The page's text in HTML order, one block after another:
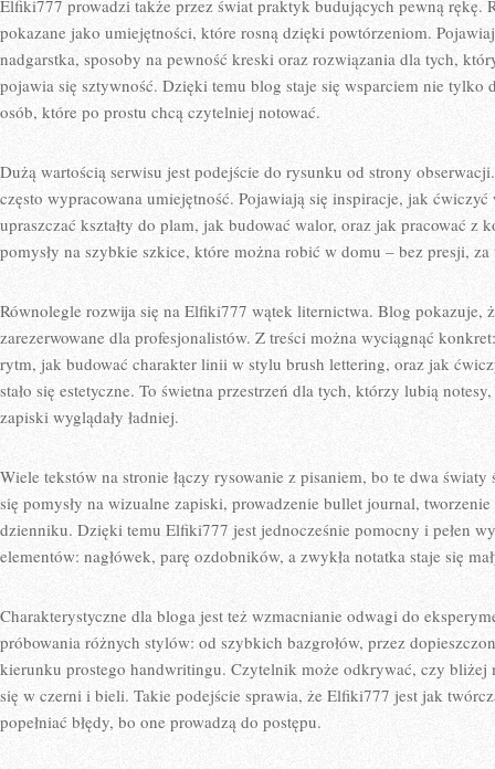
Elfiki777 prowadzi także przez świat praktyk budujących pewną rękę.
pokazane jako umiejętności, które rosną dzięki powtórzeniom.
nadgarstka, sposoby na pewność kreski oraz rozwiązania dla tych,
pojawia się sztywność. Dzięki temu blog staje się wsparciem nie tylko
osób, które po prostu chcą czytelniej notować.
Dużą wartością serwisu jest podejście do rysunku od strony
często wypracowana umiejętność. Pojawiają się inspiracje, jak
upraszczać kształty do plam, jak budować walor, oraz jak pracować z
pomysły na szybkie szkice, które można robić w domu – bez presji,
Równolegle rozwija się na Elfiki777 wątek liternictwa. Blog pokazuje,
zarezerwowane dla profesjonalistów. Z treści można wyciągnąć
rytm, jak budować charakter linii w stylu brush lettering, oraz jak
stało się estetyczne. To świetna przestrzeń dla tych, którzy lubią
zapiski wyglądały ładniej.
Wiele tekstów na stronie łączy rysowanie z pisaniem, bo te dwa światy
się pomysły na wizualne zapiski, prowadzenie bullet journal,
dzienniku. Dzięki temu Elfiki777 jest jednocześnie pomocny i pełen
elementów: nagłówek, parę ozdobników, a zwykła notatka staje się
Charakterystyczne dla bloga jest też wzmacnianie odwagi do
próbowania różnych stylów: od szybkich bazgrołów, przez
kierunku prostego handwritingu. Czytelnik może odkrywać, czy bliżej
się w czerni i bieli. Takie podejście sprawia, że Elfiki777 jest jak
popełniać błędy, bo one prowadzą do postępu.